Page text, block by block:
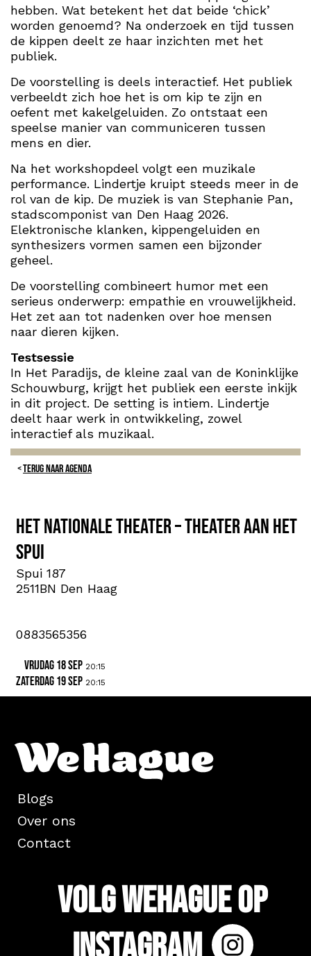
hebben. Wat betekent het dat beide ‘chick’
worden genoemd? Na onderzoek en tijd tussen
de kippen deelt ze haar inzichten met het
publiek.
De voorstelling is deels interactief. Het publiek
verbeeldt zich hoe het is om kip te zijn en
oefent met kakelgeluiden. Zo ontstaat een
speelse manier van communiceren tussen
mens en dier.
Na het workshopdeel volgt een muzikale
performance. Lindertje kruipt steeds meer in de
rol van de kip. De muziek is van Stephanie Pan,
stadscomponist van Den Haag 2026.
Elektronische klanken, kippengeluiden en
synthesizers vormen samen een bijzonder
geheel.
De voorstelling combineert humor met een
serieus onderwerp: empathie en vrouwelijkheid.
Het zet aan tot nadenken over hoe mensen
naar dieren kijken.
Testsessie
In Het Paradijs, de kleine zaal van de Koninklijke
Schouwburg, krijgt het publiek een eerste inkijk
in dit project. De setting is intiem. Lindertje
deelt haar werk in ontwikkeling, zowel
interactief als muzikaal.
TERUG NAAR AGENDA
Het Nationale Theater – Theater aan het
Spui
Spui 187
2511BN Den Haag
0883565356
vrijdag 18 sep 20:15
zaterdag 19 sep 20:15
Blogs
Over ons
Contact
Volg WeHague op